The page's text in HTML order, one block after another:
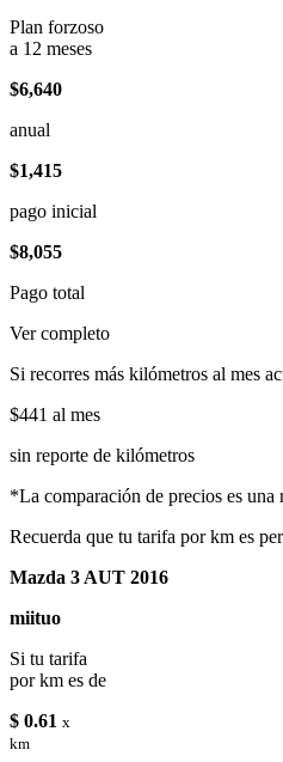
Plan forzoso
a 12 meses
$6,640
anual
$1,415
pago inicial
$8,055
Pago total
Ver completo
Si recorres más kilómetros al mes
$441 al mes
sin reporte de kilómetros
*La comparación de precios es una
Recuerda que tu tarifa por km es
Mazda 3 AUT 2016
miituo
Si tu tarifa
por km es de
$ 0.61 x
km